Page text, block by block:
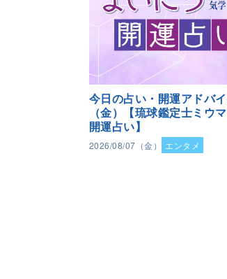
今日の占い・開運アドバ
（金）【琉球鑑定士ミウ
開運占い】
2026/08/07（金） エンタメ